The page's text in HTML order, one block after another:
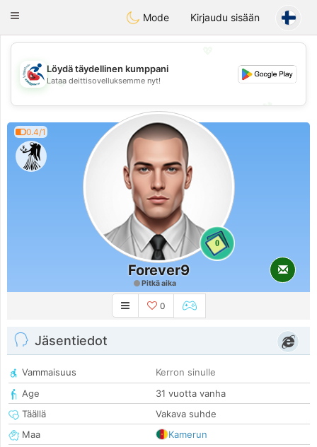
Handi Space
Toggle
Mode Kirjaudu sisään
💖
💕
💕
Löydä täydellinen kumppani
Lataa deittisovelluksemme nyt!
0.4/1
0
Forever9
Pitkä aika
0
Jäsentiedot
Vammaisuus
Kerron sinulle
Age
31 vuotta vanha
Täällä
Vakava suhde
Maa
Kamerun